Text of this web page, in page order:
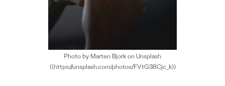
Photo by Marten Bjork on Unsplash
((https://unsplash.com/photos/FVtG38Cjc_k))